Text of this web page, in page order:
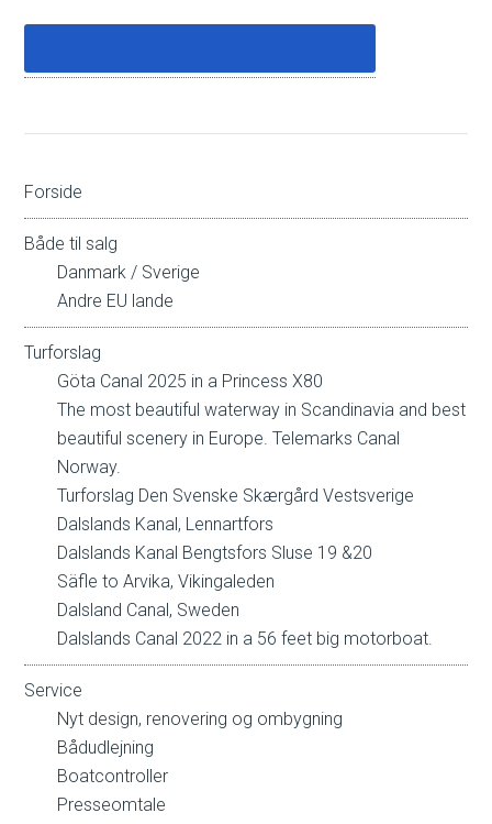
Forside
Både til salg
Danmark / Sverige
Andre EU lande
Turforslag
Göta Canal 2025 in a Princess X80
The most beautiful waterway in Scandinavia and best
beautiful scenery in Europe. Telemarks Canal
Norway.
Turforslag Den Svenske Skærgård Vestsverige
Dalslands Kanal, Lennartfors
Dalslands Kanal Bengtsfors Sluse 19 &20
Säfle to Arvika, Vikingaleden
Dalsland Canal, Sweden
Dalslands Canal 2022 in a 56 feet big motorboat.
Service
Nyt design, renovering og ombygning
Bådudlejning
Boatcontroller
Presseomtale